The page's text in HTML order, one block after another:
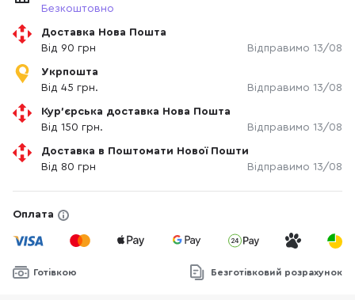
Безкоштовно
Доставка Нова Пошта
Від 90 грн
Відправимо 13/08
Укрпошта
Від 45 грн.
Відправимо 13/08
Кур'єрська доставка Нова Пошта
Від 150 грн.
Відправимо 13/08
Доставка в Поштомати Нової Пошти
Від 80 грн
Відправимо 13/08
Оплата
Готівкою Безготівковий розрахунок